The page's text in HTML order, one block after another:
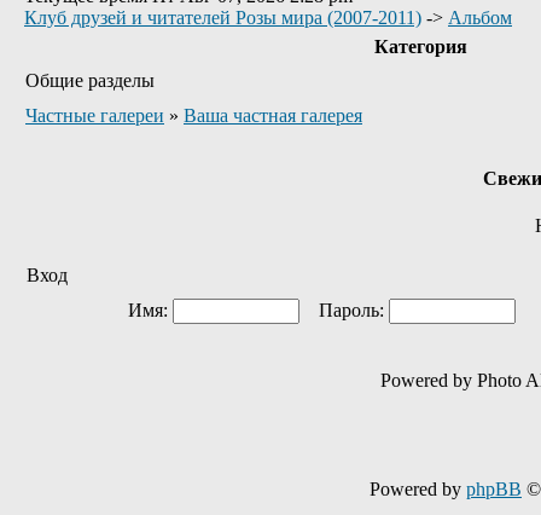
Клуб друзей и читателей Розы мира (2007-2011) -> Альбом
Категория
Общие разделы
Частные галереи » Ваша частная галерея
Вход
Имя:
Пароль:
Powered by Photo
Powered by phpBB ©